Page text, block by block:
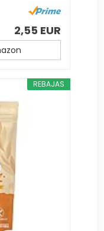
2,55 EUR
REBAJAS